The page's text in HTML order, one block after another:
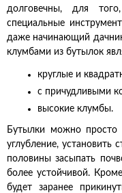
долговечны, для
специальные
даже начинающий
клумбами из бутылок
круглые и
с причудливыми
высокие клумбы.
Бутылки можно просто
углубление,
половины засыпать
более устойчивой.
будет заранее